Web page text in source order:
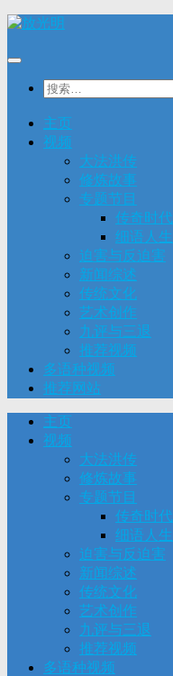
Skip
搜
主页
视频
大法洪传
修炼故事
专题节目
传奇时代
细语人生
迫害与反迫害
新闻综述
传统文化
艺术创作
九评与三退
推荐视频
多语种视频
推荐网站
主页
视频
大法洪传
修炼故事
专题节目
传奇时代
细语人生
迫害与反迫害
新闻综述
传统文化
艺术创作
九评与三退
推荐视频
多语种视频